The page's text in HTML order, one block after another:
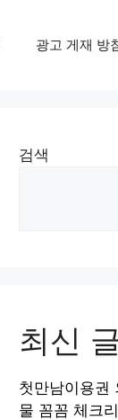
광고 게재
검색
최신
첫만남이용권
물 꼼꼼 체크